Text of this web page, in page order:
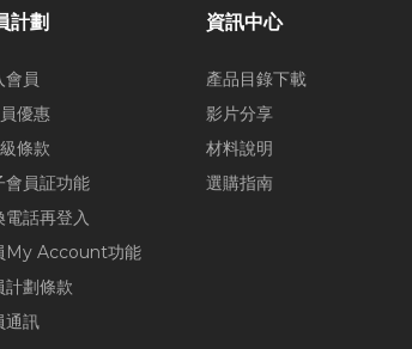
計劃
會員
優惠
條款
會員証功能
電話再登入
My Account功能
計劃條款
通訊
資訊中心
產品目錄下載
影片分享
材料說明
選購指南